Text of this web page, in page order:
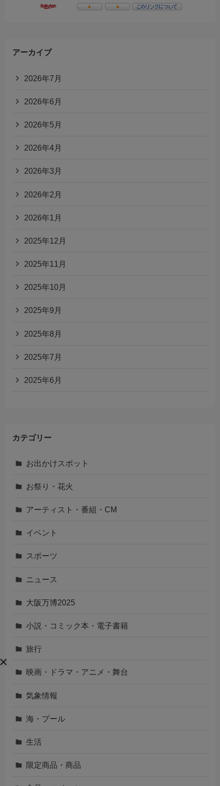
アーカイブ
2026年7月
2026年6月
2026年5月
2026年4月
2026年3月
2026年2月
2026年1月
2025年12月
2025年11月
2025年10月
2025年9月
2025年8月
2025年7月
2025年6月
カテゴリー
お出かけスポット
お祭り・花火
アーティスト・番組・CM
イベント
スポーツ
ニュース
大阪万博2025
小説・コミック本・電子書籍
旅行
映画・ドラマ・アニメ・舞台
気象情報
海・プール
生活
限定商品・商品